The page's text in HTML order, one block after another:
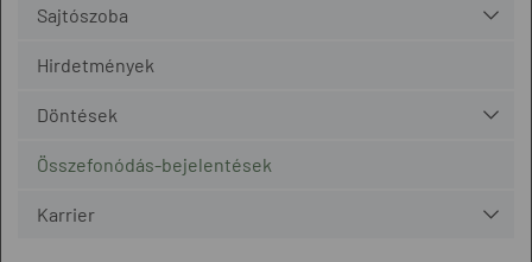
Sajtószoba
Hirdetmények
Döntések
Összefonódás-bejelentések
Karrier